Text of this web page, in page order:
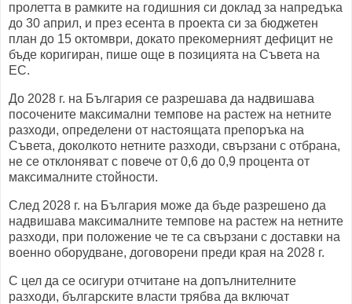
пролетта в рамките на годишния си доклад за напредъка
до 30 април, и през есента в проекта си за бюджетен
план до 15 октомври, докато прекомерният дефицит не
бъде коригиран, пише още в позицията на Съвета на
ЕС.
До 2028 г. на България се разрешава да надвишава
посочените максимални темпове на растеж на нетните
разходи, определени от настоящата препоръка на
Съвета, доколкото нетните разходи, свързани с отбрана,
не се отклоняват с повече от 0,6 до 0,9 процента от
максималните стойности.
След 2028 г. на България може да бъде разрешено да
надвишава максималните темпове на растеж на нетните
разходи, при положение че те са свързани с доставки на
военно оборудване, договорени преди края на 2028 г.
С цел да се осигури отчитане на допълнителните
разходи, българските власти трябва да включат